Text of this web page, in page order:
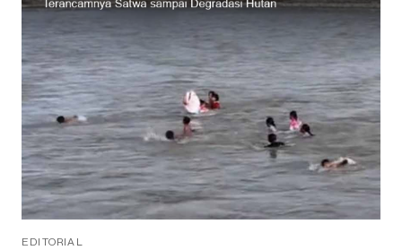
EDITORIAL